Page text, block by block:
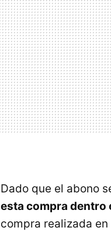
Dado que el abono
esta compra dentro
compra realizada